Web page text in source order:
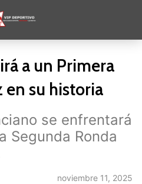
a un Primera
en su historia
se enfrentará
Segunda Ronda
noviembre 11, 2025